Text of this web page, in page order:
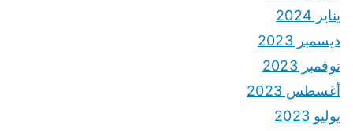
يناير 2024
ديسمبر 2023
نوفمبر 2023
أغسطس 2023
يوليو 2023